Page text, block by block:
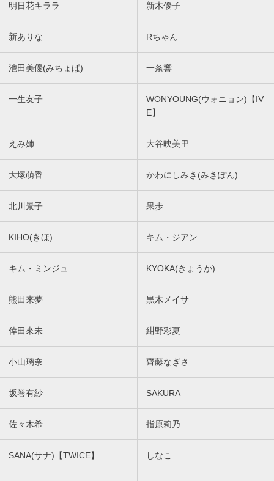
明日花キララ 新木優子
新ありな Rちゃん
池田美優(みちょぱ) 一条響
一生友子
WONYOUNG(ウォニョン)【IV
E】
えみ姉 大谷映美里
大塚萌香 かわにしみき(みきぽん)
北川景子 果歩
KIHO(きほ) キム・ジアン
キム・ミンジュ KYOKA(きょうか)
熊田来夢 黒木メイサ
倖田來未 紺野彩夏
小山璃奈 齊藤なぎさ
坂巻有紗 SAKURA
佐々木希 指原莉乃
SANA(サナ)【TWICE】 しなこ